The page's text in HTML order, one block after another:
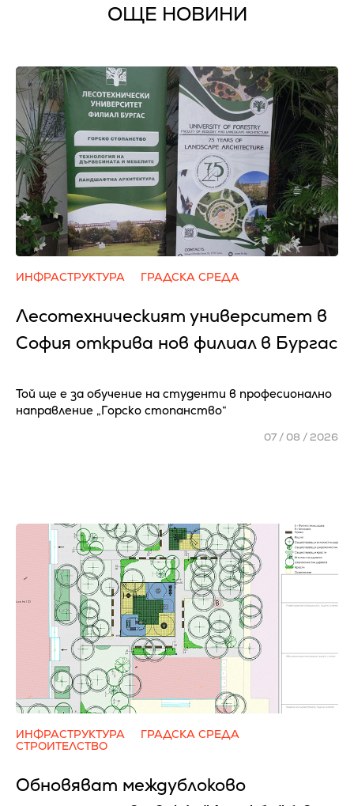
ОЩЕ НОВИНИ
ИНФРАСТРУКТУРА ГРАДСКА СРЕДА
Лесотехническият университет в
София открива нов филиал в Бургас
Той ще е за обучение на студенти в професионално
направление „Горско стопанство“
07 / 08 / 2026
ИНФРАСТРУКТУРА
ГРАДСКА СРЕДА
СТРОИТЕЛСТВО
Обновяват междублоково